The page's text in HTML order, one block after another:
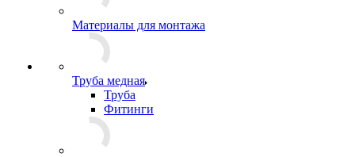
Материалы для монтажа
Труба медная
Труба
Фитинги